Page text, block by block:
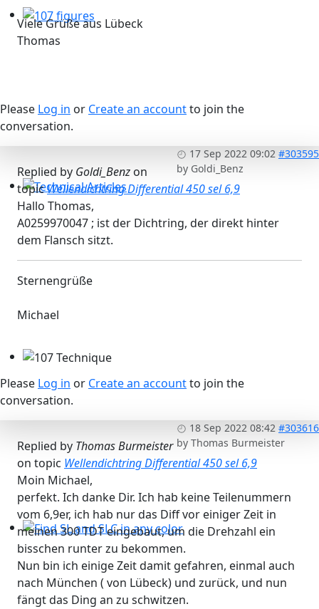
107 figures
Technical Articles
Find SL and SLC in any color
Viele Grüße aus Lübeck
Thomas
Please Log in or Create an accountto join the
conversation.
17 Sep 2022 09:02 #303595
by Goldi_Benz
Replied by Goldi_Benzon
topicWellendichtring Differential 450 sel 6,9
Hallo Thomas,
A0259970047 ; ist der Dichtring, der direkt hinter
dem Flansch sitzt.
Sternengrüße
Michael
Please Log in or Create an accountto join the
conversation.
18 Sep 2022 08:42 #303616
by Thomas Burmeister
Replied by Thomas Burmeister
on topic Wellendichtring Differential 450 sel 6,9
Moin Michael,
perfekt. Ich danke Dir. Ich hab keine Teilenummern
vom 6,9er, ich hab nur das Diff vor einiger Zeit in
meinen 300 TDT eingebaut, um die Drehzahl ein
bisschen runter zu bekommen.
Nun bin ich einige Zeit damit gefahren, einmal auch
nach München ( von Lübeck) und zurück, und nun
fängt das Ding an zu schwitzen.